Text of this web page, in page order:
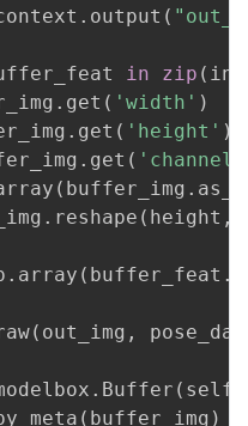
. output (
in zip (
. get ( 'width' )
. get ( 'height' )
. get ( 'channel'
( buffer_img .
. reshape ( height ,
. array ( buffer_feat .
( out_img ,
. Buffer ( self
( buffer_img )